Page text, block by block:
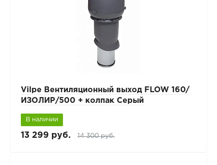
Vilpe Вентиляционный выход FLOW 160/
ИЗОЛИР/500 + колпак Серый
В наличии
13 299 руб. 14 300 руб.